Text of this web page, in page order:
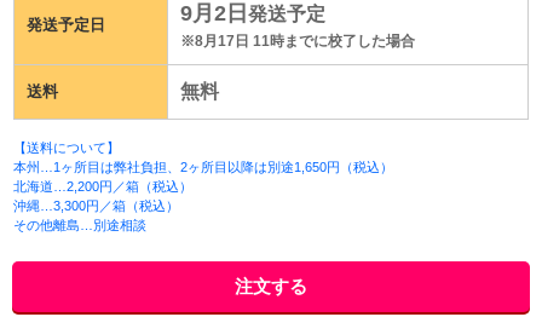
発送予定日 9月2日 発送予定
※8月17日 11時までに校了した場合
送料 無料
【送料について】
本州…1ヶ所目は弊社負担、2ヶ所目以降は別途1,650円（税込）
北海道…2,200円／箱（税込）
沖縄…3,300円／箱（税込）
その他離島…別途相談
注文する